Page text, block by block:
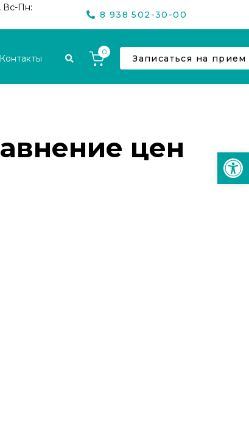
Вс-Пн:
8 938 502-30-00
Контакты
0
Записаться на прием
цен